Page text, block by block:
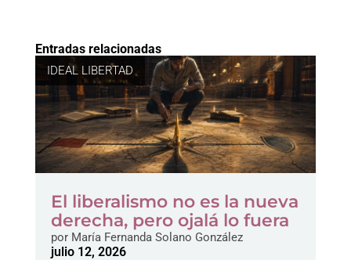
Entradas relacionadas
IDEAL LIBERTAD
El liberalismo no es la nueva
derecha, pero ojalá lo fuera
porMaría Fernanda Solano González
julio 12, 2026